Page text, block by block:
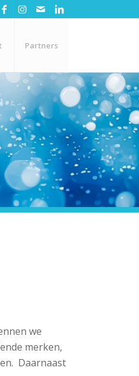
Partners
we
merken,
Daarnaast